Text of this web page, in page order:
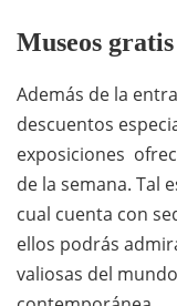
Museos gratis
Además de la
descuentos
exposiciones
de la semana. Tal
cual cuenta con
ellos podrás
valiosas del